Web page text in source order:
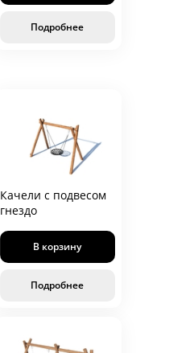
Подробнее
Качели с подвесом
гнездо
В корзину
Подробнее